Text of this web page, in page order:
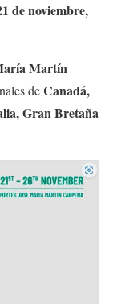
de noviembre,
Martín
deCanadá,
Gran Bretaña